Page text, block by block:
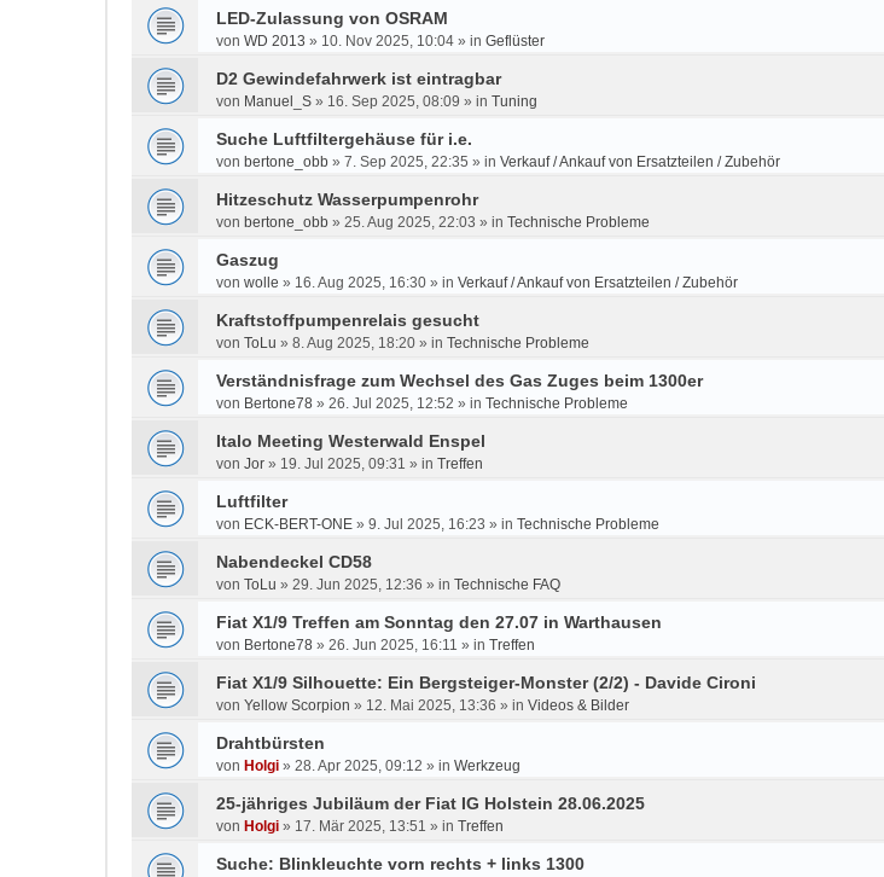
LED-Zulassung von OSRAM
von WD 2013 » 10. Nov 2025, 10:04 » in Geflüster
D2 Gewindefahrwerk ist eintragbar
von Manuel_S » 16. Sep 2025, 08:09 » in Tuning
Suche Luftfiltergehäuse für i.e.
von bertone_obb » 7. Sep 2025, 22:35 » in Verkauf / Ankauf von Ersatzteilen / Zubehör
Hitzeschutz Wasserpumpenrohr
von bertone_obb » 25. Aug 2025, 22:03 » in Technische Probleme
Gaszug
von wolle » 16. Aug 2025, 16:30 » in Verkauf / Ankauf von Ersatzteilen / Zubehör
Kraftstoffpumpenrelais gesucht
von ToLu » 8. Aug 2025, 18:20 » in Technische Probleme
Verständnisfrage zum Wechsel des Gas Zuges beim 1300er
von Bertone78 » 26. Jul 2025, 12:52 » in Technische Probleme
Italo Meeting Westerwald Enspel
von Jor » 19. Jul 2025, 09:31 » in Treffen
Luftfilter
von ECK-BERT-ONE » 9. Jul 2025, 16:23 » in Technische Probleme
Nabendeckel CD58
von ToLu » 29. Jun 2025, 12:36 » in Technische FAQ
Fiat X1/9 Treffen am Sonntag den 27.07 in Warthausen
von Bertone78 » 26. Jun 2025, 16:11 » in Treffen
Fiat X1/9 Silhouette: Ein Bergsteiger-Monster (2/2) - Davide Cironi
von Yellow Scorpion » 12. Mai 2025, 13:36 » in Videos & Bilder
Drahtbürsten
von Holgi » 28. Apr 2025, 09:12 » in Werkzeug
25-jähriges Jubiläum der Fiat IG Holstein 28.06.2025
von Holgi » 17. Mär 2025, 13:51 » in Treffen
Suche: Blinkleuchte vorn rechts + links 1300